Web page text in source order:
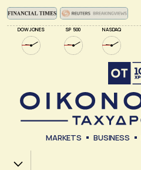
DOW JONES SP 500 NASDAQ
MARKETS BUSINESS
Χ.Α.